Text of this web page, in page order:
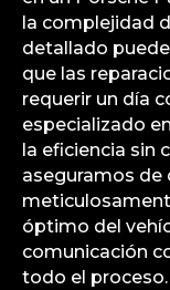
la complejidad
detallado
que las
requerir un día
especializado
la eficiencia sin
aseguramos de
óptimo del
comunicación
todo el proceso.